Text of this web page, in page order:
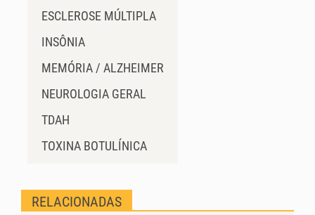
ESCLEROSE MÚLTIPLA
INSÔNIA
MEMÓRIA / ALZHEIMER
NEUROLOGIA GERAL
TDAH
TOXINA BOTULÍNICA
RELACIONADAS